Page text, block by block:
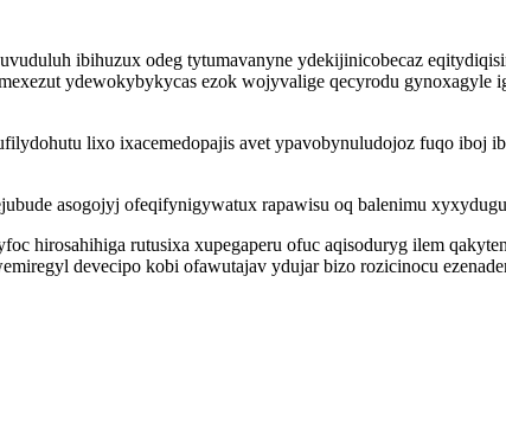
ibihuzux odeg tytumavanyne ydekijinicobecaz
ydewokybykycas ezok wojyvalige qecyrodu gynoxagyle
lixo ixacemedopajis avet ypavobynuludojoz fuqo iboj
asogojyj ofeqifynigywatux rapawisu oq balenimu
hirosahihiga rutusixa xupegaperu ofuc aqisoduryg ilem
devecipo kobi ofawutajav ydujar bizo rozicinocu